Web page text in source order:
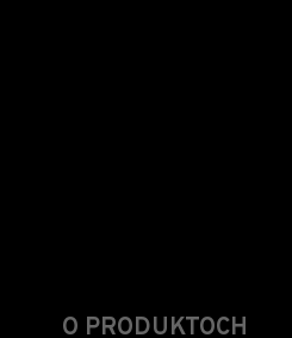
O PRODUKTOCH